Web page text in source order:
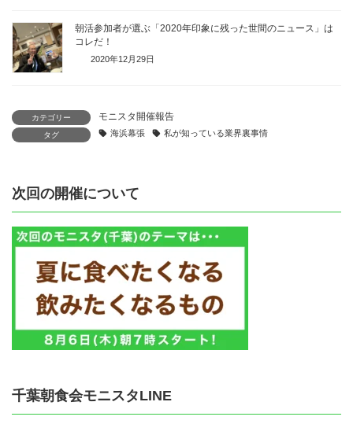
朝活参加者が選ぶ「2020年印象に残った世間のニュース」は
コレだ！
2020年12月29日
カテゴリー モニスタ開催報告
タグ 海浜幕張 私が知っている業界裏事情
次回の開催について
千葉朝食会モニスタLINE